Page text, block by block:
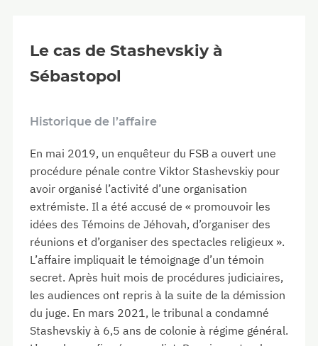
Le cas de Stashevskiy à
Sébastopol
Historique de l’affaire
En mai 2019, un enquêteur du FSB a ouvert une
procédure pénale contre Viktor Stashevskiy pour
avoir organisé l’activité d’une organisation
extrémiste. Il a été accusé de « promouvoir les
idées des Témoins de Jéhovah, d’organiser des
réunions et d’organiser des spectacles religieux ».
L’affaire impliquait le témoignage d’un témoin
secret. Après huit mois de procédures judiciaires,
les audiences ont repris à la suite de la démission
du juge. En mars 2021, le tribunal a condamné
Stashevskiy à 6,5 ans de colonie à régime général.